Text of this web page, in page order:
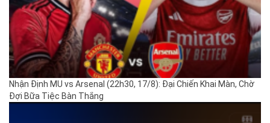
Nhận Định MU vs Arsenal (22h30, 17/8): Đại Chiến Khai Màn, Chờ
Đợi Bữa Tiệc Bàn Thắng